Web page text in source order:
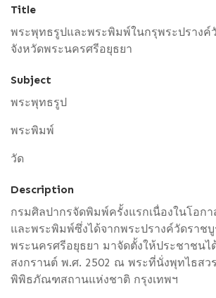
Title
พระพุทธรูปและพระพิมพ์ในกรุพระปรางค์
จังหวัดพระนครศรีอยุธยา
Subject
พระพุทธรูป
พระพิมพ์
วัด
Description
กรมศิลปากรจัดพิมพ์ครั้งแรกเนื่องในโอก
และพระพิมพ์ซึ่งได้จากพระปรางค์วัดราช
พระนครศรีอยุธยา มาจัดตั้งให้ประชาชนไ
สงกรานต์ พ.ศ. 2502 ณ พระที่นั่งพุทไธสว
พิพิธภัณฑสถานแห่งชาติ กรุงเทพฯ